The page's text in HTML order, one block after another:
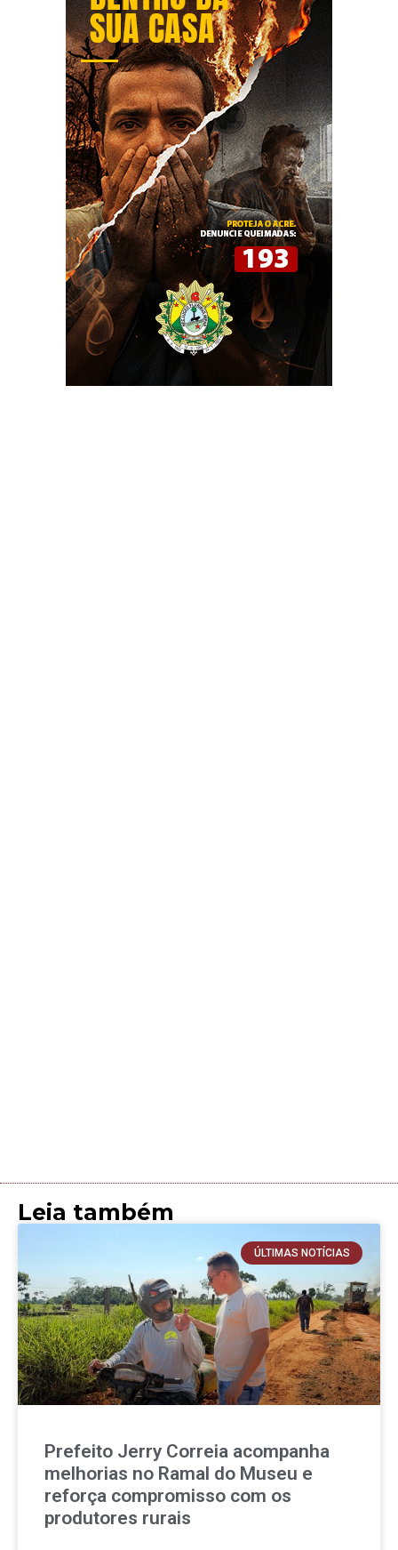
Leia também
ÚLTIMAS NOTÍCIAS
Prefeito Jerry Correia acompanha
melhorias no Ramal do Museu e
reforça compromisso com os
produtores rurais